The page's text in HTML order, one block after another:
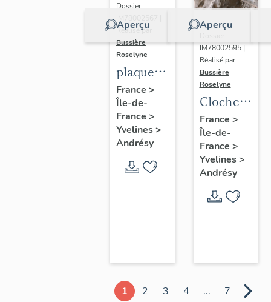
Aperçu
Dossier
Réalisé par
Bussière
Roselyne
plaque
commémorative
des
instituteurs
de Seine
et Oise
France >
Île-de-
France >
Yvelines>
Andrésy
Aperçu
IM78002595 |
Réalisé par
Bussière
Roselyne
Cloche
dite
Germaine,
Eugénie
France >
Île-de-
France >
Yvelines>
Andrésy
1 2 3 4 ... 7